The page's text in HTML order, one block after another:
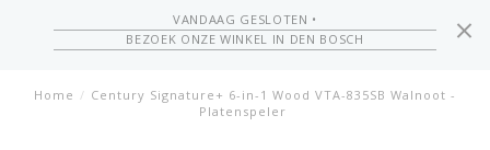
VANDAAG GESLOTEN •
BEZOEK ONZE WINKEL IN DEN BOSCH
Home / Century Signature+ 6-in-1 Wood VTA-835SB Walnoot -
Platenspeler